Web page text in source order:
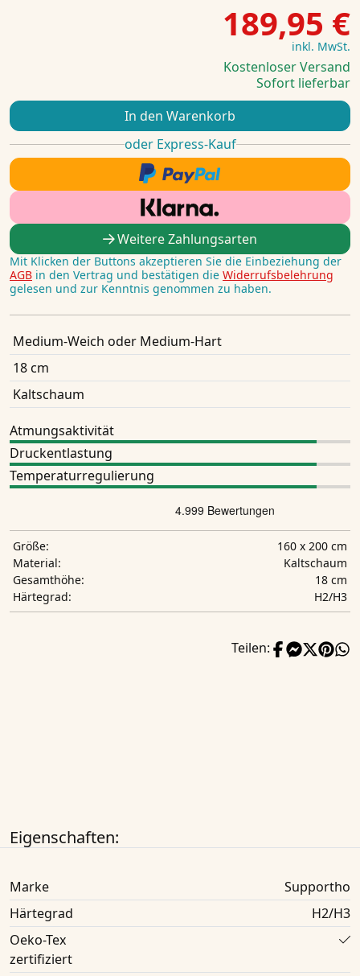
189,95 €
inkl. MwSt.
Kostenloser Versand
Sofort lieferbar
In den Warenkorb
oder Express-Kauf
Weitere Zahlungsarten
Mit Klicken der Buttons akzeptieren Sie die Einbeziehung der
AGB in den Vertrag und bestätigen die Widerrufsbelehrung
gelesen und zur Kenntnis genommen zu haben.
Medium-Weich oder Medium-Hart
18 cm
Kaltschaum
Atmungsaktivität
Druckentlastung
Temperaturregulierung
Größe:
160 x 200 cm
Material:
Kaltschaum
Gesamthöhe:
18 cm
Härtegrad:
H2/H3
Teilen:
Eigenschaften:
Marke
Supportho
Härtegrad
H2/H3
Oeko-Tex
zertifiziert